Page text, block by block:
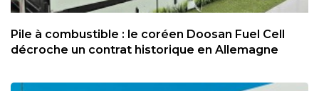
Pile à combustible : le coréen Doosan Fuel Cell
décroche un contrat historique en Allemagne